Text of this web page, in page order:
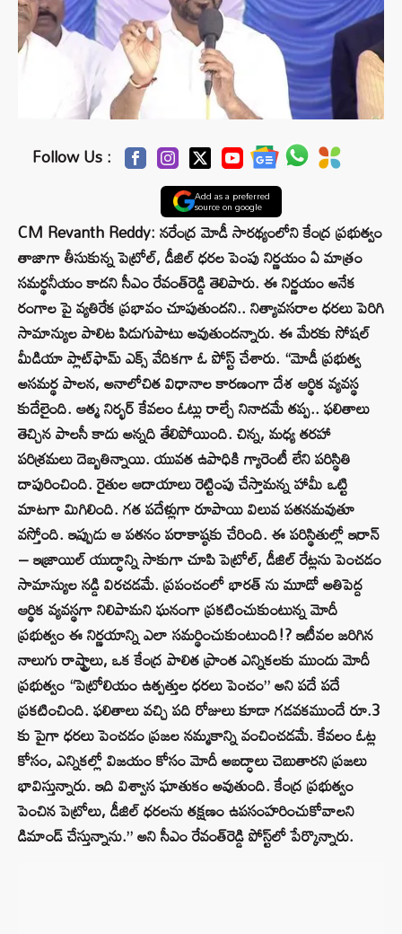
Follow Us :
Add as a preferred
source on google
CM Revanth Reddy: నరేంద్ర మోడీ సారథ్యంలోని కేంద్ర ప్రభుత్వం
తాజాగా తీసుకున్న పెట్రోల్, డీజిల్ ధరల పెంపు నిర్ణయం ఏ మాత్రం
సమర్థనీయం కాదని సీఎం రేవంత్‌రెడ్డి తెలిపారు. ఈ నిర్ణయం అనేక
రంగాల పై వ్యతిరేక ప్రభావం చూపుతుందని.. నిత్యావసరాల ధరలు పెరిగి
సామాన్యుల పాలిట పిడుగుపాటు అవుతుందన్నారు. ఈ మేరకు సోషల్
మీడియా ప్లాట్‌ఫామ్ ఎక్స్ వేదికగా ఓ పోస్ట్ చేశారు. “మోడీ ప్రభుత్వ
అసమర్థ పాలన, అనాలోచిత విధానాల కారణంగా దేశ ఆర్థిక వ్యవస్థ
కుదేలైంది. ఆత్మ నిర్భర్ కేవలం ఓట్లు రాల్చే నినాదమే తప్ప.. ఫలితాలు
తెచ్చిన పాలసీ కాదు అన్నది తేలిపోయింది. చిన్న, మధ్య తరహా
పరిశ్రమలు దెబ్బతిన్నాయి. యువత ఉపాధికి గ్యారెంటీ లేని పరిస్థితి
దాపురించింది. రైతుల ఆదాయాలు రెట్టింపు చేస్తామన్న హామీ ఒట్టి
మాటగా మిగిలింది. గత పదేళ్లుగా రూపాయి విలువ పతనమవుతూ
వస్తోంది. ఇప్పుడు ఆ పతనం పరాకాష్ఠకు చేరింది. ఈ పరిస్థితుల్లో ఇరాన్
– ఇజ్రాయిల్ యుద్ధాన్ని సాకుగా చూపి పెట్రోల్, డీజిల్ రేట్లను పెంచడం
సామాన్యుల నడ్డి విరచడమే. ప్రపంచంలో భారత్ ను మూడో అతిపెద్ద
ఆర్థిక వ్యవస్థగా నిలిపామని ఘనంగా ప్రకటించుకుంటున్న మోదీ
ప్రభుత్వం ఈ నిర్ణయాన్ని ఎలా సమర్థించుకుంటుంది!? ఇటీవల జరిగిన
నాలుగు రాష్ట్రాలు, ఒక కేంద్ర పాలిత ప్రాంత ఎన్నికలకు ముందు మోదీ
ప్రభుత్వం “పెట్రోలియం ఉత్పత్తుల ధరలు పెంచం” అని పదే పదే
ప్రకటించింది. ఫలితాలు వచ్చి పది రోజులు కూడా గడవకముందే రూ.3
కు పైగా ధరలు పెంచడం ప్రజల నమ్మకాన్ని వంచించడమే. కేవలం ఓట్ల
కోసం, ఎన్నికల్లో విజయం కోసం మోదీ అబద్ధాలు చెబుతారని ప్రజలు
భావిస్తున్నారు. ఇది విశ్వాస ఘాతుకం అవుతుంది. కేంద్ర ప్రభుత్వం
పెంచిన పెట్రోలు, డీజిల్ ధరలను తక్షణం ఉపసంహరించుకోవాలని
డిమాండ్ చేస్తున్నాను.” అని సీఎం రేవంత్‌రెడ్డి పోస్ట్‌లో పేర్కొన్నారు.